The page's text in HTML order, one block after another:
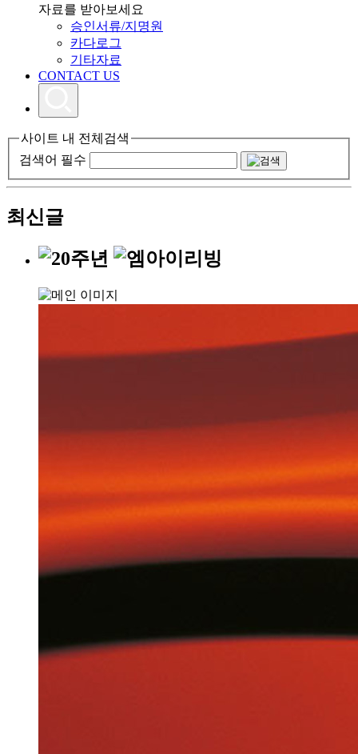
자료를 받아보세요
승인서류/지명원
카다로그
기타자료
CONTACT US
사이트 내 전체검색
검색어 필수
최신글